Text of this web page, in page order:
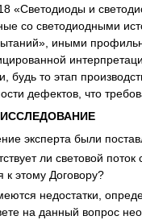
«Светодиоды и
со светодиодными
иными
будь то этап
дефектов, что
эксперта были
ли световой
к этому Договору?
недостатки,
на данный вопрос